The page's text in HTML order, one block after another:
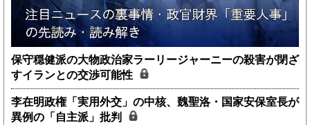
保守穏健派の大物政治家ラーリージャーニーの殺害が閉ざ
すイランとの交渉可能性
李在明政権「実用外交」の中核、魏聖洛・国家安保室長が
異例の「自主派」批判